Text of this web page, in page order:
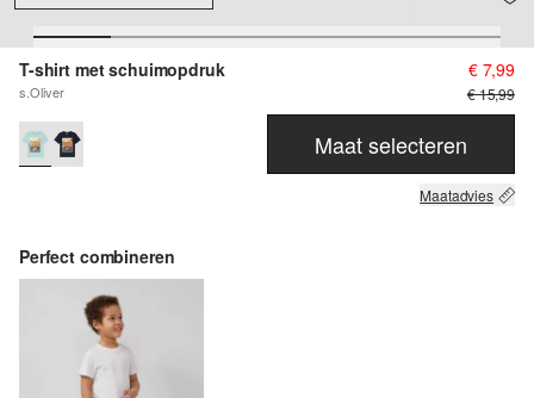
T-shirt met schuimopdruk
s.Oliver
€ 7,99
€ 15,99
Maat selecteren
Maatadvies
Perfect combineren